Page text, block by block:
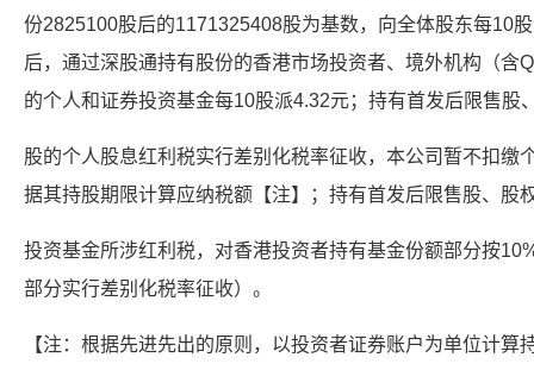
份2825100股后的1171325408股为基数，向全体股东每10
后，通过深股通持有股份的香港市场投资者、境外机构（含
的个人和证券投资基金每10股派4.32元；持有首发后限售股
股的个人股息红利税实行差别化税率征收，本公司暂不扣缴
据其持股期限计算应纳税额【注】；持有首发后限售股、股
投资基金所涉红利税，对香港投资者持有基金份额部分按
部分实行差别化税率征收）。
【注：根据先进先出的原则，以投资者证券账户为单位计